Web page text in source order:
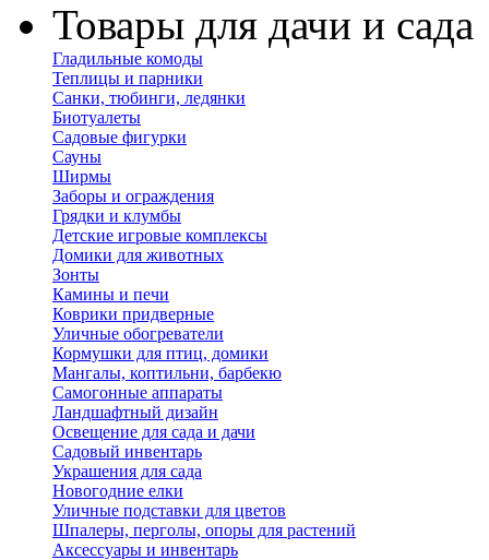
Товары для дачи и сада
Гладильные комоды
Теплицы и парники
Санки, тюбинги, ледянки
Биотуалеты
Садовые фигурки
Сауны
Ширмы
Заборы и ограждения
Грядки и клумбы
Детские игровые комплексы
Домики для животных
Зонты
Камины и печи
Коврики придверные
Уличные обогреватели
Кормушки для птиц, домики
Мангалы, коптильни, барбекю
Самогонные аппараты
Ландшафтный дизайн
Освещение для сада и дачи
Садовый инвентарь
Украшения для сада
Новогодние елки
Уличные подставки для цветов
Шпалеры, перголы, опоры для растений
Аксессуары и инвентарь